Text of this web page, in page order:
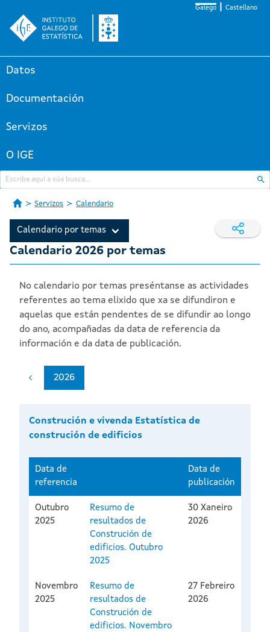
Galego Castellano
Datos
Documentación
Servizos
O IGE
Servizos Calendario
Calendario por temas
Calendario 2026 por temas
No calendario por temas preséntanse as actividades
referentes ao tema elixido que xa se difundiron e
aquelas que están pendentes de se difundir ao longo
do ano, acompañadas da data de referencia da
información e da data de publicación.
2026
Construción e vivenda Estatística de
construción de edificios
Data de
referencia
Data de
publicación
Outubro
2025
Resumo de
resultados de
Construción de
edificios. Outubro
2025
30 Xaneiro
2026
Novembro
2025
Resumo de
resultados de
Construción de
edificios. Novembro
27 Febreiro
2026